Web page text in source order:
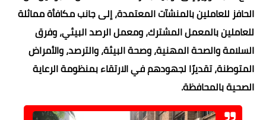
الحافز للعاملين بالمنشآت المعتمدة، إلى جانب مكافأة مماثلة
للعاملين بالمعمل المشترك، ومعمل الرصد البيئي، وفرق
السلامة والصحة المهنية، وصحة البيئة، والترصد، والأمراض
المتوطنة، تقديرًا لجهودهم في الارتقاء بمنظومة الرعاية
الصحية بالمحافظة.